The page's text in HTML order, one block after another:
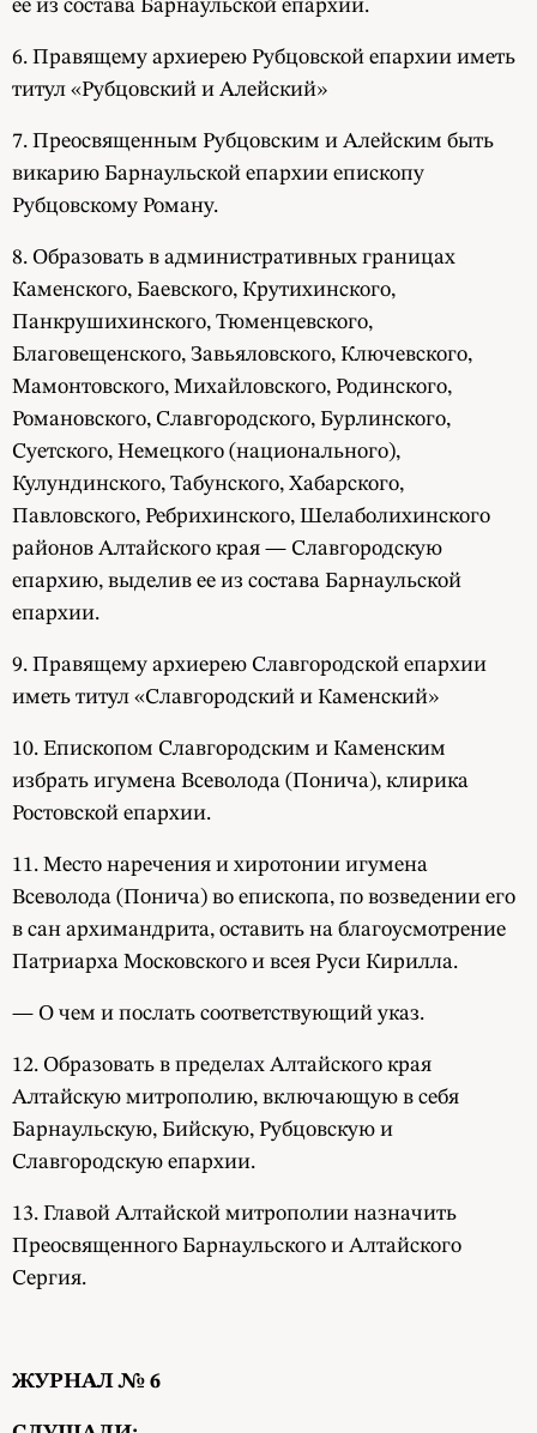
ее из состава Барнаульской епархии.
6. Правящему архиерею Рубцовской епархии иметь
титул «Рубцовский и Алейский»
7. Преосвященным Рубцовским и Алейским быть
викарию Барнаульской епархии епископу
Рубцовскому Роману.
8. Образовать в административных границах
Каменского, Баевского, Крутихинского,
Панкрушихинского, Тюменцевского,
Благовещенского, Завьяловского, Ключевского,
Мамонтовского, Михайловского, Родинского,
Романовского, Славгородского, Бурлинского,
Суетского, Немецкого (национального),
Кулундинского, Табунского, Хабарского,
Павловского, Ребрихинского, Шелаболихинского
районов Алтайского края — Славгородскую
епархию, выделив ее из состава Барнаульской
епархии.
9. Правящему архиерею Славгородской епархии
иметь титул «Славгородский и Каменский»
10. Епископом Славгородским и Каменским
избрать игумена Всеволода (Понича), клирика
Ростовской епархии.
11. Место наречения и хиротонии игумена
Всеволода (Понича) во епископа, по возведении его
в сан архимандрита, оставить на благоусмотрение
Патриарха Московского и всея Руси Кирилла.
— О чем и послать соответствующий указ.
12. Образовать в пределах Алтайского края
Алтайскую митрополию, включающую в себя
Барнаульскую, Бийскую, Рубцовскую и
Славгородскую епархии.
13. Главой Алтайской митрополии назначить
Преосвященного Барнаульского и Алтайского
Сергия.
ЖУРНАЛ № 6